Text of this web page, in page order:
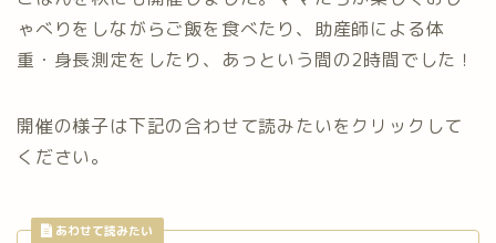
ゃべりをしながらご飯を食べたり、助産師による体
重・身長測定をしたり、あっという間の2時間でした！
開催の様子は下記の合わせて読みたいをクリックして
ください。